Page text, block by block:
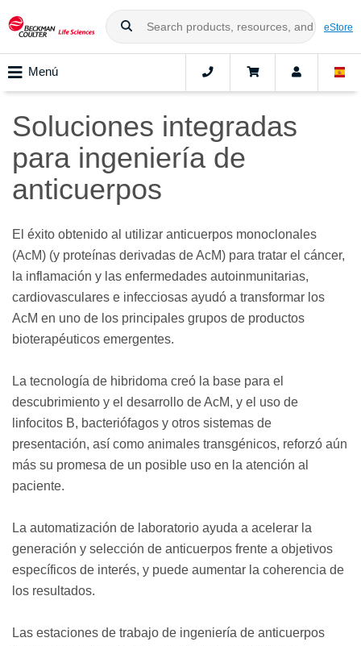
eStore
Menú
Soluciones integradas
para ingeniería de
anticuerpos
El éxito obtenido al utilizar anticuerpos monoclonales
(AcM) (y proteínas derivadas de AcM) para tratar el cáncer,
la inflamación y las enfermedades autoinmunitarias,
cardiovasculares e infecciosas ayudó a transformar los
AcM en uno de los principales grupos de productos
bioterapéuticos emergentes.
La tecnología de hibridoma creó la base para el
descubrimiento y el desarrollo de AcM, y el uso de
linfocitos B, bacteriófagos y otros sistemas de
presentación, así como animales transgénicos, reforzó aún
más su promesa de un posible uso en la atención al
paciente.
La automatización de laboratorio ayuda a acelerar la
generación y selección de anticuerpos frente a objetivos
específicos de interés, y puede aumentar la coherencia de
los resultados.
Las estaciones de trabajo de ingeniería de anticuerpos